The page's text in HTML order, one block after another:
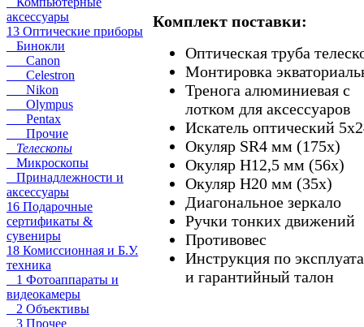
аксессуары
13 Оптические приборы
Бинокли
Canon
Celestron
Nikon
Olympus
Pentax
Прочие
Телескопы
Микроскопы
Принадлежности и
аксессуары
16 Подарочные
сертификаты &
сувениры
18 Комиссионная и Б.У.
техника
1 Фотоаппараты и
видеокамеры
2 Объективы
3 Прочее
Комплект поставки:
Оптическая труба
Монтировка
Тренога алюминиевая с
лотком для аксессуаров
Искатель оптический
Окуляр SR4 мм (175х)
Окуляр H12,5 мм (56х)
Окуляр H20 мм (35х)
Диагональное зеркало
Ручки тонких движений
Противовес
Инструкция по
и гарантийный талон